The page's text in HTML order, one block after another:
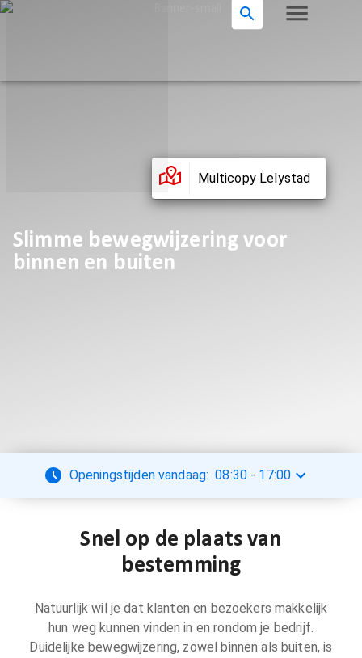
Multicopy Lelystad
Slimme bewegwijzering voor
binnen en buiten
Openingstijden vandaag: 08:30 - 17:00
Snel op de plaats van
bestemming
Natuurlijk wil je dat klanten en bezoekers makkelijk
hun weg kunnen vinden in en rondom je bedrijf.
Duidelijke bewegwijzering, zowel binnen als buiten, is